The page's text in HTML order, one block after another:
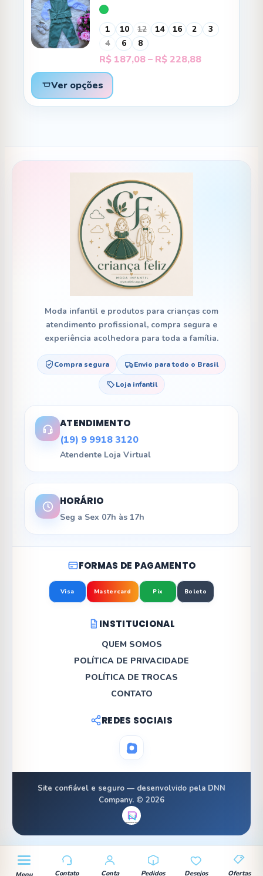
Contato Conta Pedidos Desejos Ofertas
1 10 12 14 16 2
3
4
6 8
R$ 187,08– R$ 228,88Faixa
R$ 187,08
através
Ver opções
Moda infantil e produtos para crianças com
atendimento profissional, compra segura e
experiência acolhedora para toda a família.
Compra segura Envio para todo o Brasil
Loja infantil
ATENDIMENTO
(19) 9 9918 3120
Atendente Loja Virtual
HORÁRIO
Seg a Sex 07h às 17h
FORMAS DE PAGAMENTO
Visa Mastercard Pix Boleto
INSTITUCIONAL
QUEM SOMOS
POLÍTICA DE PRIVACIDADE
POLÍTICA DE TROCAS
CONTATO
REDES SOCIAIS
Site confiável e seguro — desenvolvido pela DNN
Company. © 2026
Baixar